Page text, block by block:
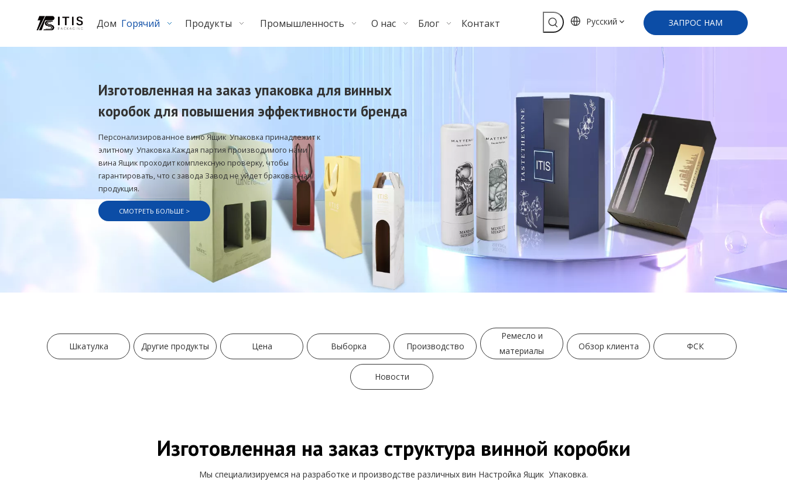
Дом Горячий Продукты Промышленность О нас Блог Контакт Pусский ЗАПРОС НАМ
Изготовленная на заказ упаковка для винных
коробок для повышения эффективности бренда
Персонализированное вино Ящик Упаковка принадлежит к
элитному Упаковка.Каждая партия производимого нами
вина Ящик проходит комплексную проверку, чтобы
гарантировать, что с завода Завод не уйдет бракованная
продукция.
СМОТРЕТЬ БОЛЬШЕ >
Шкатулка Другие продукты Цена Выборка Производство
Ремесло и
материалы
Обзор клиента ФСК
Новости
Изготовленная на заказ структура винной коробки
Мы специализируемся на разработке и производстве различных вин Настройка Ящик Упаковка.